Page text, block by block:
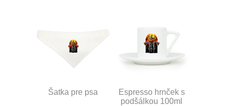
Šatka pre psa
Espresso hrnček s
podšálkou 100ml